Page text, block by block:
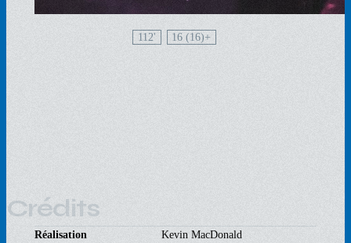
112' 16 (16)
Crédits
Réalisation
Kevin MacDonald